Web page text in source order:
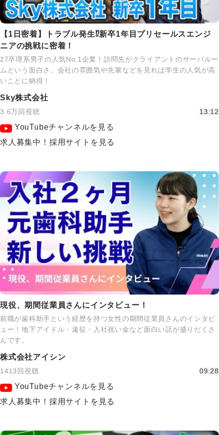
【1日密着】トラブル発生⁉新卒1年目プリセールスエンジ
ニアの挑戦に密着！
27卒理系男子の人気No.1企業！訪問先がクライアントのサーバルー
ムという面白さ。会社の雰囲気や先輩などを見れば学生の人気が高
いことに納得！
Sky株式会社
3.6万回視聴 13:12
YouTubeチャンネルを見る
求人募集中！採用サイトを見る
現役、期間従業員さんにインタビュー！
前職が歯科助手という経歴を持つ女性の期間従業員さんのインタビ
ュー！地下アイドル・遠征・入社祝い金など面白い話が盛りだくさ
んです。
株式会社アイシン
1413回視聴 09:28
YouTubeチャンネルを見る
求人募集中！採用サイトを見る